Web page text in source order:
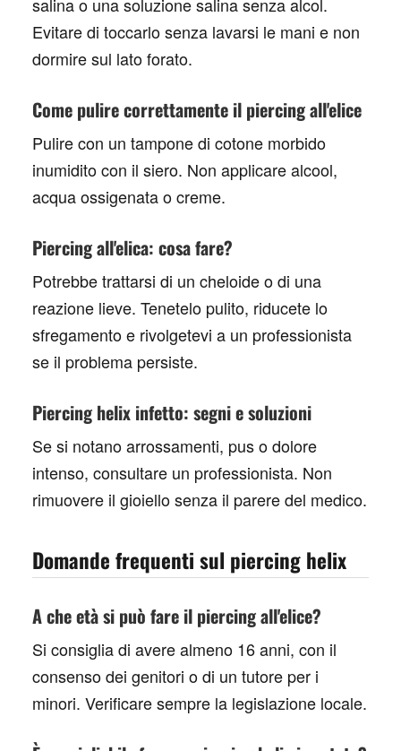
Evitare di toccarlo senza lavarsi le mani e non
dormire sul lato forato.
Come pulire correttamente il piercing all'elice
Pulire con un tampone di cotone morbido
inumidito con il siero. Non applicare alcool,
acqua ossigenata o creme.
Piercing all'elica: cosa fare?
Potrebbe trattarsi di un cheloide o di una
reazione lieve. Tenetelo pulito, riducete lo
sfregamento e rivolgetevi a un professionista
se il problema persiste.
Piercing helix infetto: segni e soluzioni
Se si notano arrossamenti, pus o dolore
intenso, consultare un professionista. Non
rimuovere il gioiello senza il parere del medico.
Domande frequenti sul piercing helix
A che età si può fare il piercing all'elice?
Si consiglia di avere almeno 16 anni, con il
consenso dei genitori o di un tutore per i
minori. Verificare sempre la legislazione locale.